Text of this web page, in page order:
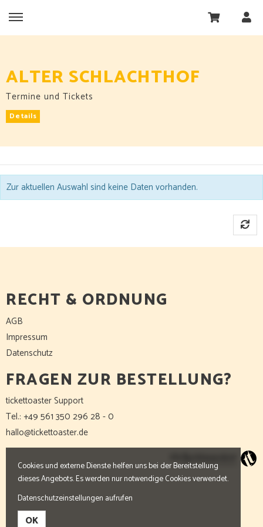
ALTER SCHLACHTHOF
Termine und Tickets
Details
Zur aktuellen Auswahl sind keine Daten vorhanden.
RECHT & ORDNUNG
AGB
Impressum
Datenschutz
FRAGEN ZUR BESTELLUNG?
tickettoaster Support
Tel.: +49 561 350 296 28 - 0
hallo@tickettoaster.de
Cookies und externe Dienste helfen uns bei der Bereitstellung
dieses Angebots. Es werden nur notwendige Cookies verwendet.
Datenschutzeinstellungen aufrufen
OK